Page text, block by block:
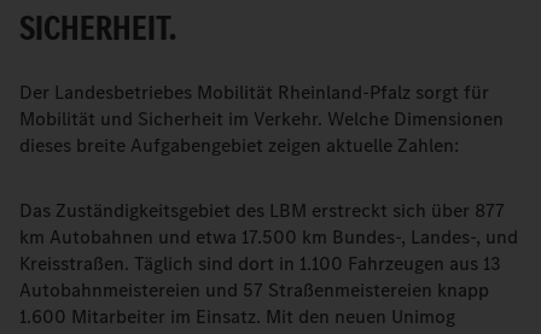
SICHERHEIT.
Der Landesbetriebes Mobilität Rheinland-Pfalz sorgt für
Mobilität und Sicherheit im Verkehr. Welche Dimensionen
dieses breite Aufgabengebiet zeigen aktuelle Zahlen:
Das Zuständigkeitsgebiet des LBM erstreckt sich über 877
km Autobahnen und etwa 17.500 km Bundes-, Landes-, und
Kreisstraßen. Täglich sind dort in 1.100 Fahrzeugen aus 13
Autobahnmeistereien und 57 Straßenmeistereien knapp
1.600 Mitarbeiter im Einsatz. Mit den neuen Unimog